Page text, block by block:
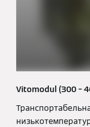
Vitomodul (300 –